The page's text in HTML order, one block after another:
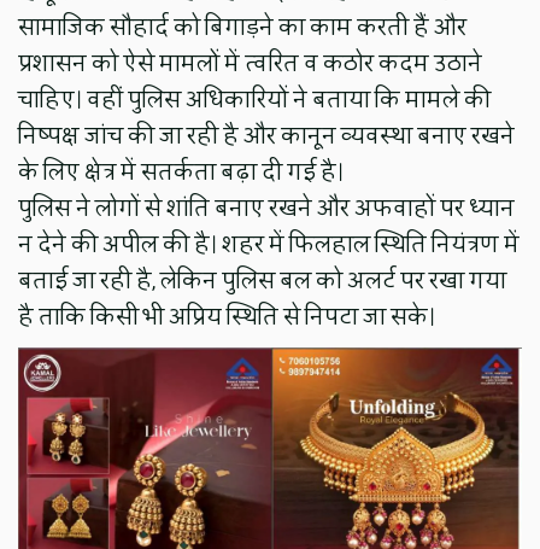
सामाजिक सौहार्द को बिगाड़ने का काम करती हैं और
प्रशासन को ऐसे मामलों में त्वरित व कठोर कदम उठाने
चाहिए। वहीं पुलिस अधिकारियों ने बताया कि मामले की
निष्पक्ष जांच की जा रही है और कानून व्यवस्था बनाए रखने
के लिए क्षेत्र में सतर्कता बढ़ा दी गई है।
पुलिस ने लोगों से शांति बनाए रखने और अफवाहों पर ध्यान
न देने की अपील की है। शहर में फिलहाल स्थिति नियंत्रण में
बताई जा रही है, लेकिन पुलिस बल को अलर्ट पर रखा गया
है ताकि किसी भी अप्रिय स्थिति से निपटा जा सके।